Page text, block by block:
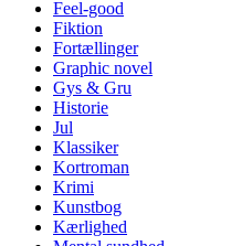
Feel-good
Fiktion
Fortællinger
Graphic novel
Gys & Gru
Historie
Jul
Klassiker
Kortroman
Krimi
Kunstbog
Kærlighed